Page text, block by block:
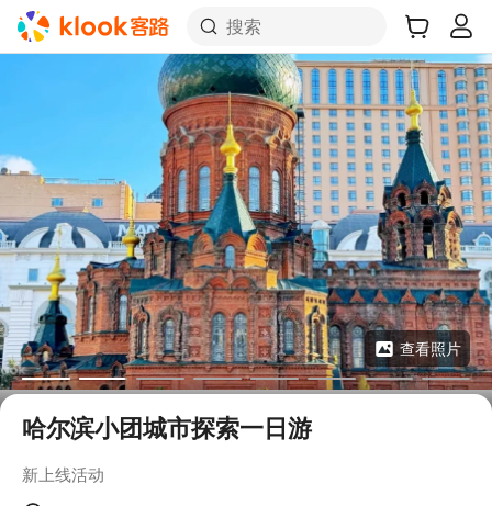
搜索
查看照片
哈尔滨小团城市探索一日游
新上线活动